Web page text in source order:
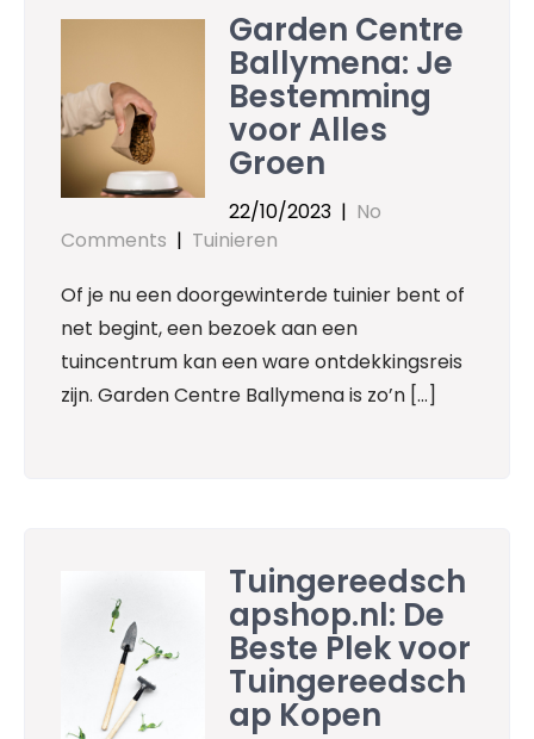
Garden Centre
Ballymena: Je
Bestemming
voor Alles
Groen
22/10/2023 | No
Comments | Tuinieren
Of je nu een doorgewinterde tuinier bent of
net begint, een bezoek aan een
tuincentrum kan een ware ontdekkingsreis
zijn. Garden Centre Ballymena is zo’n […]
Tuingereedsch
apshop.nl: De
Beste Plek voor
Tuingereedsch
ap Kopen